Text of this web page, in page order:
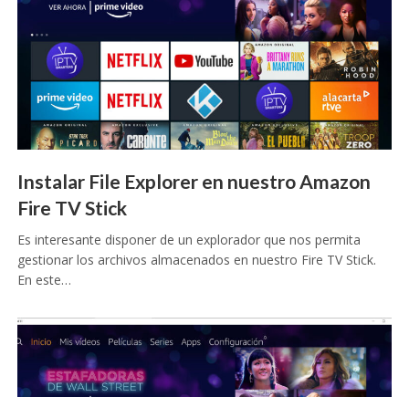
Instalar File Explorer en nuestro Amazon
Fire TV Stick
Es interesante disponer de un explorador que nos permita
gestionar los archivos almacenados en nuestro Fire TV Stick.
En este…